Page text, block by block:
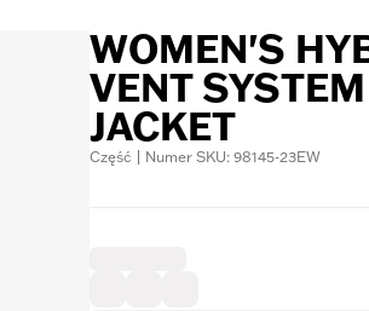
WOMEN'S
VENT
JACKET
Część | Numer SKU: 98145-23EW